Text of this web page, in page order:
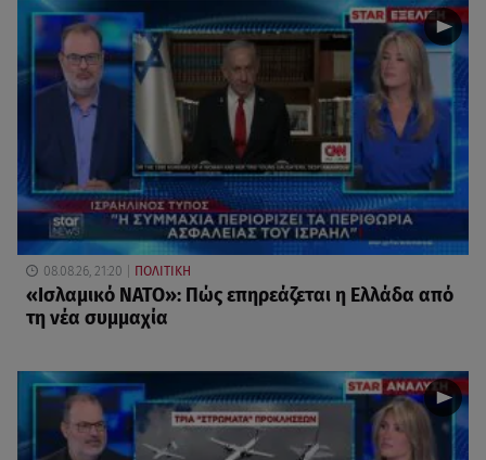
08.08.26, 21:20 ΠΟΛΙΤΙΚΗ
«Ισλαμικό ΝΑΤΟ»: Πώς επηρεάζεται η Ελλάδα από
τη νέα συμμαχία